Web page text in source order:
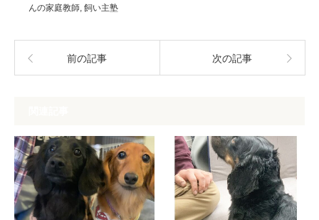
んの家庭教師 飼い主塾
前の記事 次の記事